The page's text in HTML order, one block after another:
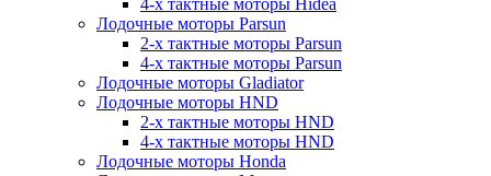
4-х тактные моторы Hidea
Лодочные моторы Parsun
2-х тактные моторы Parsun
4-х тактные моторы Parsun
Лодочные моторы Gladiator
Лодочные моторы HND
2-х тактные моторы HND
4-х тактные моторы HND
Лодочные моторы Honda